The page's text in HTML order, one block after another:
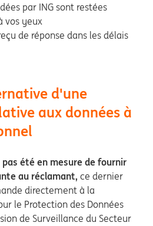
par ING sont restées
vos yeux
de réponse dans les délais
d'une
aux données à
pas été en mesure de fournir
au réclamant, ce dernier
directement à la
le Protection des Données
de Surveillance du Secteur